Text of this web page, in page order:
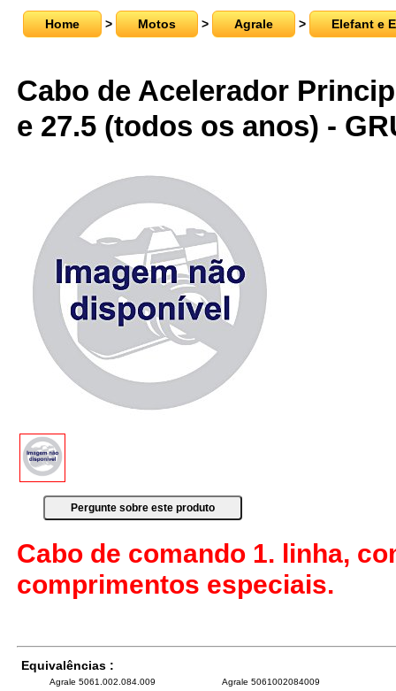
Home > Motos > Agrale > Elefant e
Cabo de Acelerador
e 27.5 (todos os anos) -
Cabo de comando 1. linha,
comprimentos especiais.
Equivalências :
Agrale 5061.002.084.009 Agrale 5061002084009